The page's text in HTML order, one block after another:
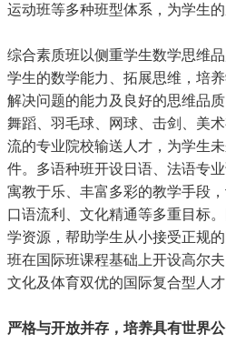
运动班等多种班型体系，为学生
综合素质班以侧重学生数学思维
学生的数学能力、拓展思维，培
解决问题的能力及良好的思维品
舞蹈、羽毛球、网球、击剑、美
流的专业院校输送人才，为学生
件。多语种班开设日语、法语专
寓教于乐、丰富多彩的教学手段
口语流利、文化精通等多重目标
学资源，帮助学生从小接受正规
班在国际班课程基础上开设高尔
文化及体育双优的国际复合型人才
严格与开放并存，培养具有世界